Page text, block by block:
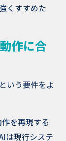
くすすめた
作に合
いう要件をよ
を再現する
は現行システ